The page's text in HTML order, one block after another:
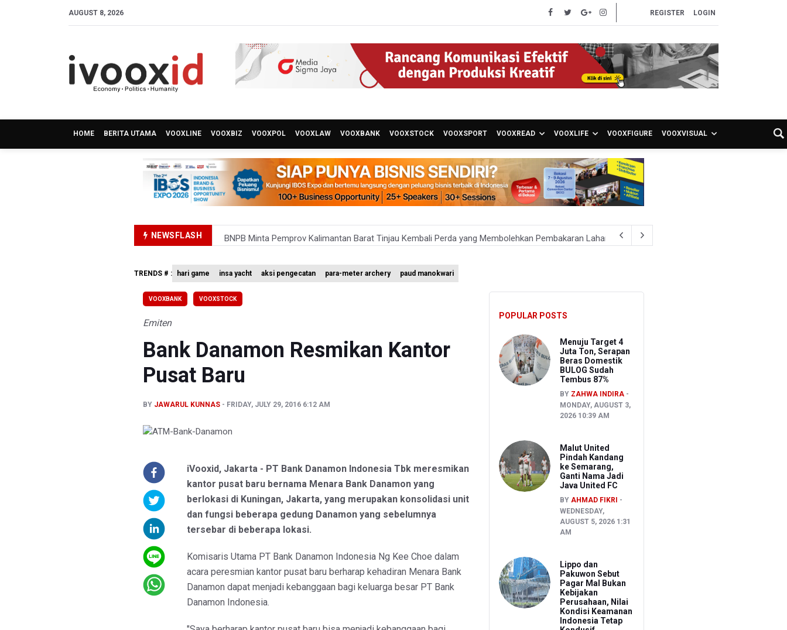
AUGUST 8, 2026 REGISTER LOGIN
HOME BERITA UTAMA VOOXLINE VOOXBIZ VOOXPOL VOOXLAW VOOXBANK VOOXSTOCK VOOXSPORT VOOXREAD VOOXLIFE VOOXFIGURE VOOXVISUAL
NEWSFLASH
BNPB Minta Pemprov Kalimantan Barat Tinjau Kembali Perda yang Membolehkan Pembakaran Lahan untuk Membuka Kebun Warga
Pakar: Pengungkapan TPPU Eks Jampidsus Febrie Adriansyah Harus Buktikan Pidana Asal
Tim 9 Kejagung Periksa Febrie Adransayah sebagai Tersangka dan Saksi Terkait Kasus TPPU
TRENDS # : hari game insa yacht aksi pengecatan para-meter archery paud manokwari
VOOXBANK VOOXSTOCK
Emiten
Bank Danamon Resmikan Kantor
Pusat Baru
BY JAWARUL KUNNAS FRIDAY, JULY 29, 2016 6:12 AM
iVooxid, Jakarta - PT Bank Danamon Indonesia Tbk meresmikan
kantor pusat baru bernama Menara Bank Danamon yang
berlokasi di Kuningan, Jakarta, yang merupakan konsolidasi unit
dan fungsi beberapa gedung Danamon yang sebelumnya
tersebar di beberapa lokasi.
Komisaris Utama PT Bank Danamon Indonesia Ng Kee Choe dalam
acara peresmian kantor pusat baru berharap kehadiran Menara Bank
Danamon dapat menjadi kebanggaan bagi keluarga besar PT Bank
Danamon Indonesia.
POPULAR POSTS
Menuju Target 4
Juta Ton, Serapan
Beras Domestik
BULOG Sudah
Tembus 87%
BY ZAHWA INDIRA
MONDAY, AUGUST 3,
2026 10:39 AM
Malut United
Pindah Kandang
ke Semarang,
Ganti Nama Jadi
Java United FC
BY AHMAD FIKRI
WEDNESDAY,
AUGUST 5, 2026 1:31
AM
Lippo dan
Pakuwon Sebut
Pagar Mal Bukan
Kebijakan
Perusahaan, Nilai
Kondisi Keamanan
Indonesia Tetap